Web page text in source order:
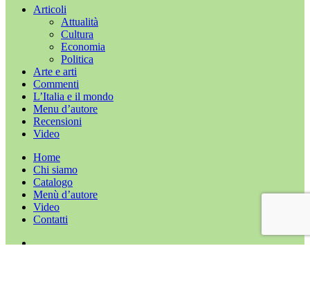
Chiudi Articoli
Attualità
Cultura
Economia
Politica
Arte e arti
Commenti
L’Italia e il mondo
Menu d’autore
Recensioni
Video
Home
Chi siamo
Catalogo
Menù d’autore
Video
Contatti